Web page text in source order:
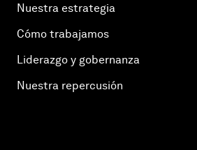
Nuestra estrategia
Cómo trabajamos
Liderazgo y gobernanza
Nuestra repercusión